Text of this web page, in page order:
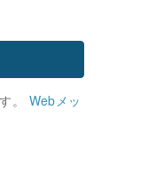
。 Webメッ